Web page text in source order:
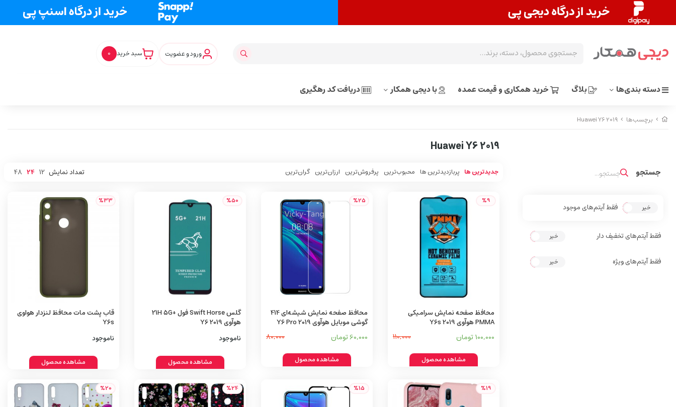
ورود و عضویت سبد خرید 0
دسته بندی‌ها بلاگ خرید همکاری و قیمت عمده با دیجی همکار دریافت کد رهگیری
برچسب‌ها Huawei Y6 2019
بله خیر فقط آیتم‌های موجود
خیر فقط آیتم‌های تخفیف دار
خیر فقط آیتم‌های ویژه
Huawei Y6 2019
جدیدترین ها پربازدیدترین ها محبوب‌‌ترین پرفروش‌ترین ارزان‌ترین گران‌ترین تعداد نمایش 12
24
48
%9
محافظ صفحه نمایش سرامیکی
PMMA هوآوی Y6s 2019
100,000 تومان 110,000
مشاهده محصول
%25
محافظ صفحه نمایش شیشه‌ای 414
گوشی موبایل هوآوی Y6 Pro 2019
60,000 تومان 80,000
مشاهده محصول
%50
گلس Swift Horse فول +21H 5G
هوآوی Y6 2019
ناموجود
مشاهده محصول
%33
قاب پشت مات محافظ لنزدار هواوی
Y6s
ناموجود
مشاهده محصول
%19
%15
%24
%20